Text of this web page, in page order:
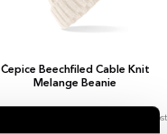
Čepice Beechfiled Cable Knit
Melange Beanie
1 velikost